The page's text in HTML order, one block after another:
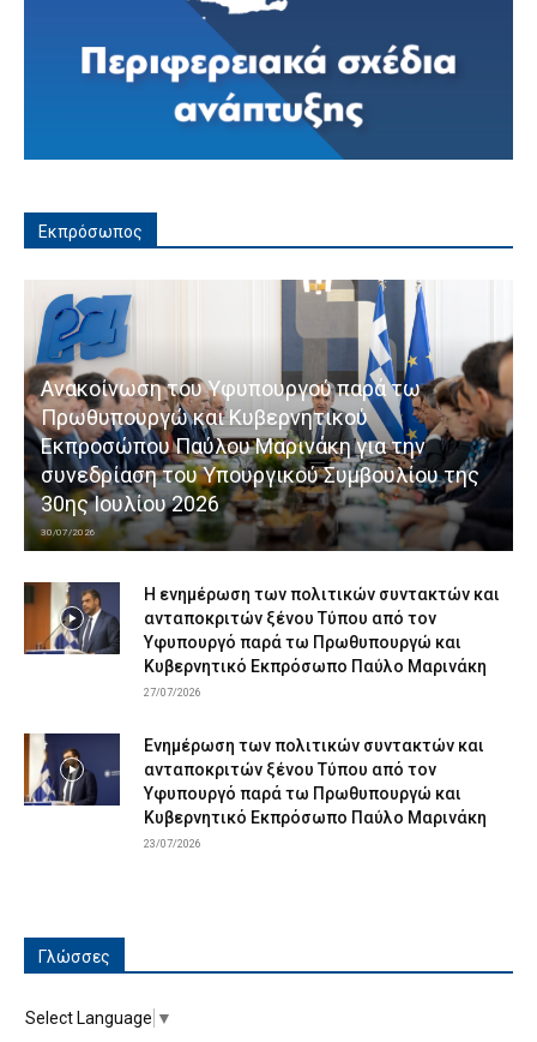
Εκπρόσωπος
Ανακοίνωση του Υφυπουργού παρά τω
Πρωθυπουργώ και Κυβερνητικού
Εκπροσώπου Παύλου Μαρινάκη για την
συνεδρίαση του Υπουργικού Συμβουλίου της
30ης Ιουλίου 2026
30/07/2026
Η ενημέρωση των πολιτικών συντακτών και
ανταποκριτών ξένου Τύπου από τον
Υφυπουργό παρά τω Πρωθυπουργώ και
Κυβερνητικό Εκπρόσωπο Παύλο Μαρινάκη
27/07/2026
Ενημέρωση των πολιτικών συντακτών και
ανταποκριτών ξένου Τύπου από τον
Υφυπουργό παρά τω Πρωθυπουργώ και
Κυβερνητικό Εκπρόσωπο Παύλο Μαρινάκη
23/07/2026
Γλώσσες
Select Language ▼